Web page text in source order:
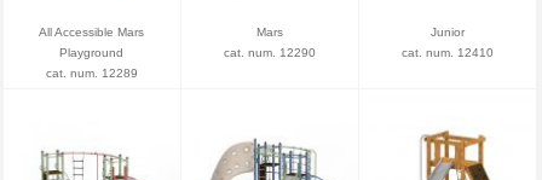
All Accessible Mars
Playground
cat. num. 12289
Mars
cat. num. 12290
Junior
cat. num. 12410